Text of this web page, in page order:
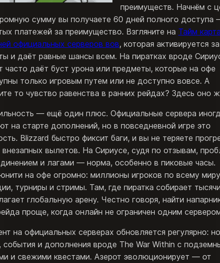
преимуществ. Начнём с
сумму вы получаете 60 дней полного доступа
платежей за преимущество. Взгляните на Тайм
официальных серверов вов, которая активируется за
и даёт равные шансы всем. На пиратках вроде
часто даёт буст урона или предметы, которые на офе
только игровым путем или не доступно вовсе. А
то чувство равенства в ранних рейдах? Здесь оно
— ещё один плюс. Официальные сервера
на старте дополнений, но в повседневной игре это
Blizzard быстро фиксит баги, и вы не теряете
внезапных вылетов. На Сириусе, судя по отзывам,
и лагами — норма, особенно в пиковые часы.
на офе огромно: миллионы игроков по всему
турниры и стримы. Там, где пиратка собирает
глобальную арену. Честно говоря, найти
проще, когда онлайн не ограничен одним
на официальных серверах обновляется регулярно:
события и дополнения вроде The War Within с
и свежими квестами. Азерот эволюционирует — от